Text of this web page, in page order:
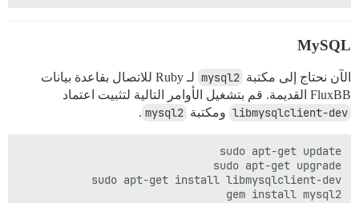
MySQL
الآن نحتاج إلى مكتبة mysql2
لـ Ruby للاتصال بقاعدة بيانات
FluxBB القديمة. قم بتشغيل الأوامر التالية لتثبيت اعتماد
libmysqlclient-dev ومكتبة mysql2
.
gem install mysql2